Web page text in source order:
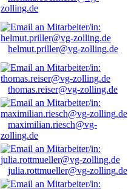
zolling.de
helmut.priller@vg-zolling.de
thomas.reiser@vg-zolling.de
maximilian.riesch@vg-
zolling.de
julia.rottmueller@vg-zolling.de